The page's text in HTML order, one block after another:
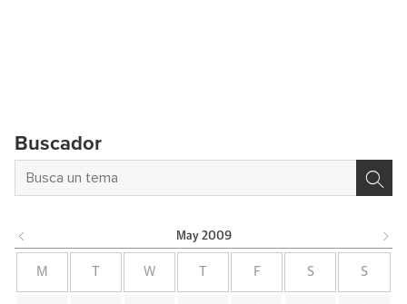
Buscador
May 2009
M W F S S